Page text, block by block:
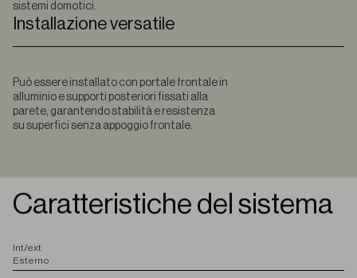
sistemi domotici.
Installazione versatile
Può essere installato con portale frontale in
alluminio e supporti posteriori fissati alla
parete, garantendo stabilità e resistenza
su superfici senza appoggio frontale.
Caratteristiche del sistema
Int/ext
Esterno